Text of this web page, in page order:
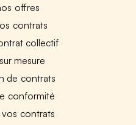
offres
contrats
collectif
mesure
de contrats
conformité
vos contrats